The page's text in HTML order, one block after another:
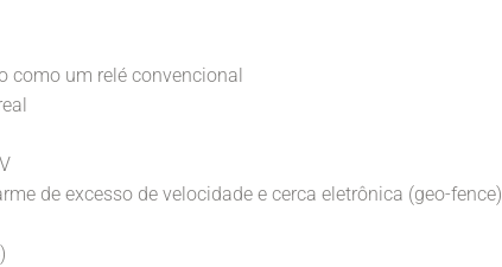
como um relé convencional
de excesso de velocidade e cerca eletrônica (geo-fence)